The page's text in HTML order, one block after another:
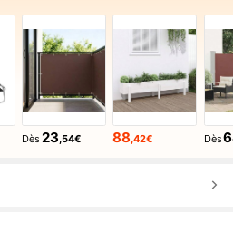
Dès23,54€ 88,42€ Dès